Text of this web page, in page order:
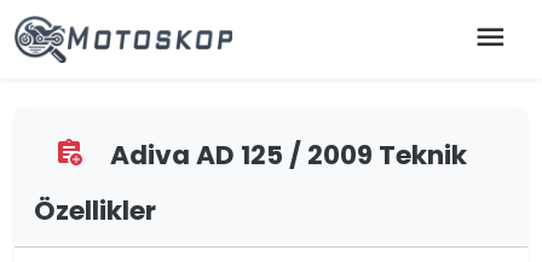
menu
assignment_add
Adiva AD 125 / 2009 Teknik
Özellikler